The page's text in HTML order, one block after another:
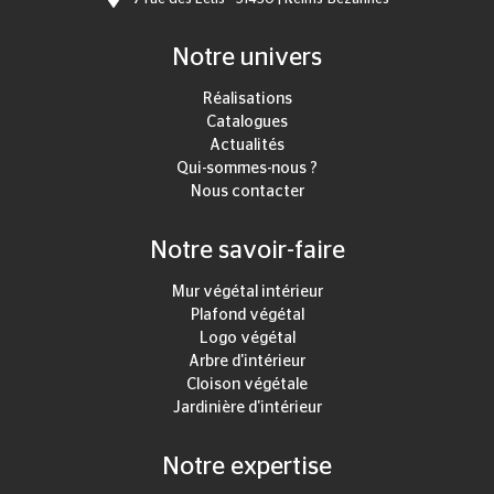
Notre univers
Réalisations
Catalogues
Actualités
Qui-sommes-nous ?
Nous contacter
Notre savoir-faire
Mur végétal intérieur
Plafond végétal
Logo végétal
Arbre d'intérieur
Cloison végétale
Jardinière d'intérieur
Notre expertise